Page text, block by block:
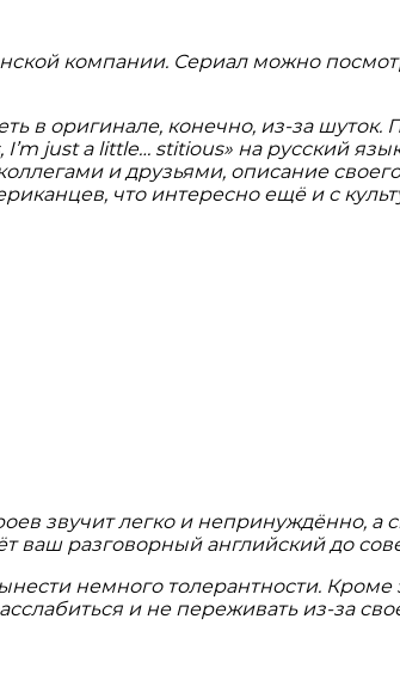
компании. Сериал можно
в оригинале, конечно, из-за
just a little… stitious» на русский
и друзьями, описание
что интересно ещё и с
звучит легко и непринуждённо,
ваш разговорный английский до
немного толерантности. Кроме
и не переживать из-за